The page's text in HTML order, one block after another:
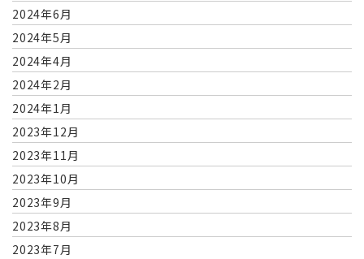
2024年6月
2024年5月
2024年4月
2024年2月
2024年1月
2023年12月
2023年11月
2023年10月
2023年9月
2023年8月
2023年7月